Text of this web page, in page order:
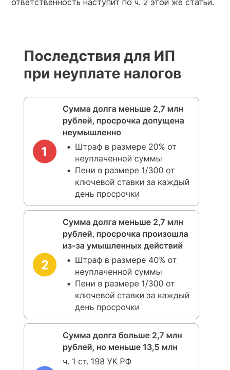
ответственность наступит по ч. 2 этой же статьи.